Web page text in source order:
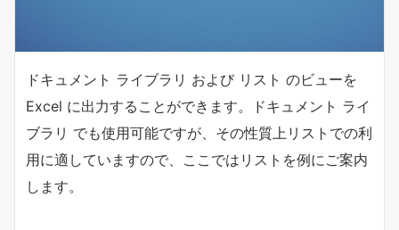
ドキュメント ライブラリ および リスト のビューを
Excel に出力することができます。ドキュメント ライ
ブラリ でも使用可能ですが、その性質上リストでの利
用に適していますので、ここではリストを例にご案内
します。